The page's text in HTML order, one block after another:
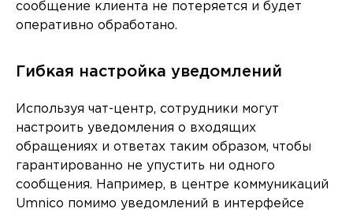
сообщение клиента не потеряется и будет
оперативно обработано.
Гибкая настройка уведомлений
Используя чат-центр, сотрудники могут
настроить уведомления о входящих
обращениях и ответах таким образом, чтобы
гарантированно не упустить ни одного
сообщения. Например, в центре коммуникаций
Umnico помимо уведомлений в интерфейсе